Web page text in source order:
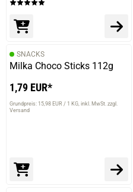
SNACKS
Milka Choco Sticks 112g
1,79 EUR*
Grundpreis: 15,98 EUR / 1 KG inkl. MwSt. zzgl.
Versand